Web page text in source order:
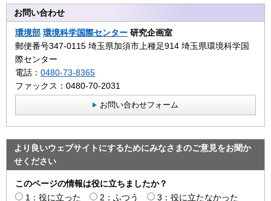
お問い合わせ
環境部 環境科学国際センター 研究企画室
郵便番号347-0115 埼玉県加須市上種足914 埼玉県環境科学国
際センター
電話： 0480-73-8365
ファックス：0480-70-2031
お問い合わせフォーム
より良いウェブサイトにするためにみなさまのご意見をお聞か
せください
このページの情報は役に立ちましたか？
1：役に立った
2：ふつう
3：役に立たなかった